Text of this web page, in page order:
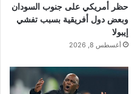
حظر أمريكي على جنوب السودان
وبعض دول أفريقية بسبب تفشي
إيبولا
أغسطس 8, 2026